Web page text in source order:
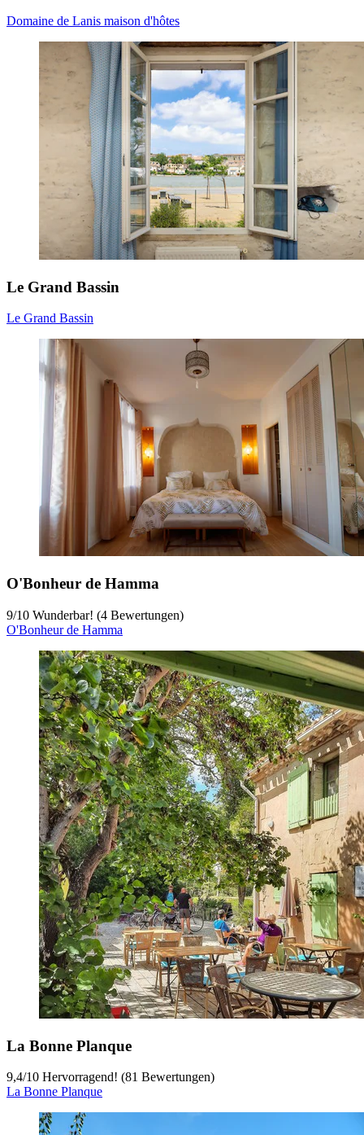
Domaine de Lanis maison d'hôtes
Le Grand Bassin
Le Grand Bassin
O'Bonheur de Hamma
9/10 Wunderbar! (4 Bewertungen)
O'Bonheur de Hamma
La Bonne Planque
9,4/10 Hervorragend! (81 Bewertungen)
La Bonne Planque